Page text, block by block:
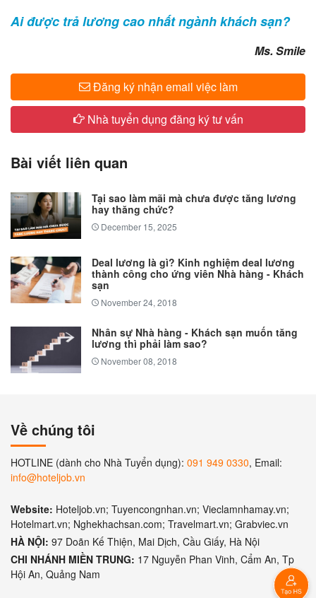
Ai được trả lương cao nhất ngành khách sạn?
​Ms. Smile
Đăng ký nhận email việc làm
Nhà tuyển dụng đăng ký tư vấn
Bài viết liên quan
Tại sao làm mãi mà chưa được tăng lương
hay thăng chức?
December 15, 2025
Deal lương là gì? Kinh nghiệm deal lương
thành công cho ứng viên Nhà hàng - Khách
sạn
November 24, 2018
Nhân sự Nhà hàng - Khách sạn muốn tăng
lương thì phải làm sao?
November 08, 2018
Về chúng tôi
HOTLINE (dành cho Nhà Tuyển dụng): 091 949 0330, Email:
info@hoteljob.vn
Website: Hoteljob.vn; Tuyencongnhan.vn; Vieclamnhamay.vn;
Hotelmart.vn; Nghekhachsan.com; Travelmart.vn; Grabviec.vn
HÀ NỘI: 97 Doãn Kế Thiện, Mai Dịch, Cầu Giấy, Hà Nội
CHI NHÁNH MIỀN TRUNG: 17 Nguyễn Phan Vinh, Cẩm An, Tp
Hội An, Quảng Nam